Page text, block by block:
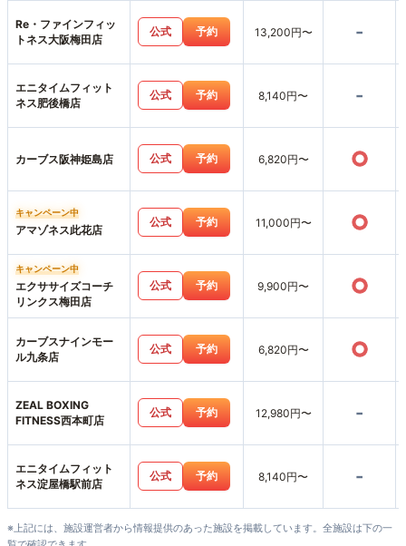
Re・ファインフィッ
トネス大阪梅田店
公式 予約 13,200円〜 -
エニタイムフィット
ネス肥後橋店
公式 予約 8,140円〜 -
カーブス阪神姫島店 公式 予約 6,820円〜 ○
キャンペーン中
アマゾネス此花店
公式 予約 11,000円〜 ○
キャンペーン中
エクササイズコーチ
リンクス梅田店
公式 予約 9,900円〜 ○
カーブスナインモー
ル九条店
公式 予約 6,820円〜 ○
ZEAL BOXING
FITNESS西本町店
公式 予約 12,980円〜 -
エニタイムフィット
ネス淀屋橋駅前店
公式 予約 8,140円〜 -
※上記には、施設運営者から情報提供のあった施設を掲載しています。全施設は下の一